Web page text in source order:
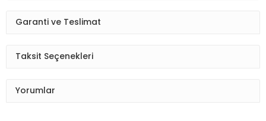
Garanti ve Teslimat
Taksit Seçenekleri
Yorumlar